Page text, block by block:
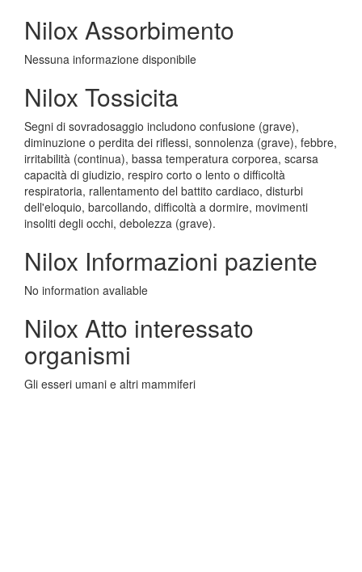
Nilox Assorbimento
Nessuna informazione disponibile
Nilox Tossicita
Segni di sovradosaggio includono confusione (grave),
diminuzione o perdita dei riflessi, sonnolenza (grave), febbre,
irritabilità (continua), bassa temperatura corporea, scarsa
capacità di giudizio, respiro corto o lento o difficoltà
respiratoria, rallentamento del battito cardiaco, disturbi
dell'eloquio, barcollando, difficoltà a dormire, movimenti
insoliti degli occhi, debolezza (grave).
Nilox Informazioni paziente
No information avaliable
Nilox Atto interessato
organismi
Gli esseri umani e altri mammiferi